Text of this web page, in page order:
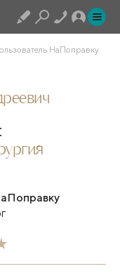
НаПоправку